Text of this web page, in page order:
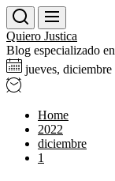
Skip
to
the
content
Quiero Justica
Blog especializado
jueves, diciembre
Home
2022
diciembre
1